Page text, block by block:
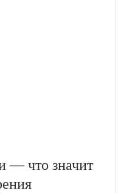
— что значит